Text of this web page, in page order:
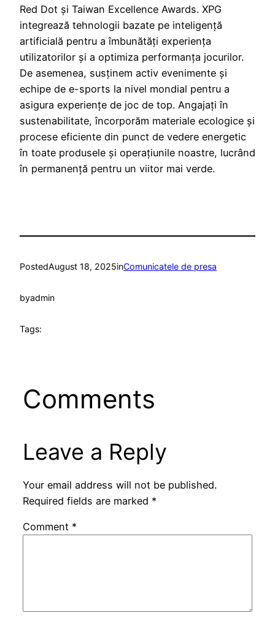
Red Dot și Taiwan Excellence Awards. XPG
integrează tehnologii bazate pe inteligență
artificială pentru a îmbunătăți experiența
utilizatorilor și a optimiza performanța jocurilor.
De asemenea, susținem activ evenimente și
echipe de e-sports la nivel mondial pentru a
asigura experiențe de joc de top. Angajați în
sustenabilitate, încorporăm materiale ecologice și
procese eficiente din punct de vedere energetic
în toate produsele și operațiunile noastre, lucrând
în permanență pentru un viitor mai verde.
PostedAugust 18, 2025inComunicatele de presa
byadmin
Tags:
Comments
Leave a Reply
Your email address will not be published.
Required fields are marked *
Comment *